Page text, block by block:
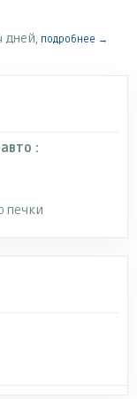
дней, подробнее →
:
печки